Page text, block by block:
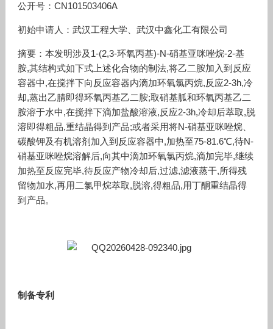
公开号：CN101503406A
初始申请人：武汉工程大学、武汉中鑫化工有限公司
摘要：本发明涉及1-(2,3-环氧丙基)-N-硝基亚咪唑烷-2-基
胺,其结构式如下式上述化合物的制法,将乙二胺加入到反应
容器中,在搅拌下向反应容器内滴加环氧氯丙烷,反应2-3h,冷
却,蒸出乙腈即得环氧丙基乙二胺;取硝基胍和环氧丙基乙二
胺溶于水中,在搅拌下滴加盐酸溶液,反应2-3h,冷却后萃取,脱
溶即得粗品,重结晶得到产品;或者采用将N-硝基亚咪唑烷、
碳酸钾及有机溶剂加入到反应容器中,加热至75-81.6℃,待N-
硝基亚咪唑烷溶解后,向其中滴加环氧氯丙烷,滴加完毕,继续
加热至反应完毕,待反应产物冷却后,过滤,滤液蒸干,所得残
留物加水,再用二氯甲烷萃取,脱溶,得粗品,用丁酮重结晶得
到产品。
制备专利